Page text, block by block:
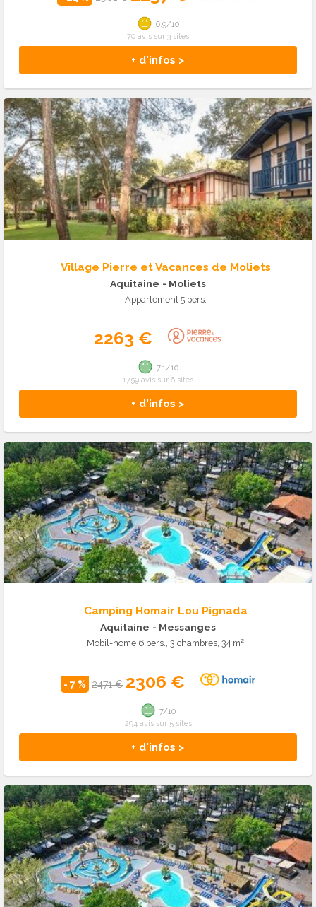
+ d'infos >
6.9/10
70 avis sur 3 sites
Village Pierre et Vacances de Moliets
Aquitaine - Moliets
Appartement 5 pers.
2263 €
+ d'infos >
7.1/10
1759 avis sur 6 sites
Camping Homair Lou Pignada
Aquitaine - Messanges
Mobil-home 6 pers., 3 chambres, 34 m²
- 7 % 2471 € 2306 €
+ d'infos >
7/10
294 avis sur 5 sites